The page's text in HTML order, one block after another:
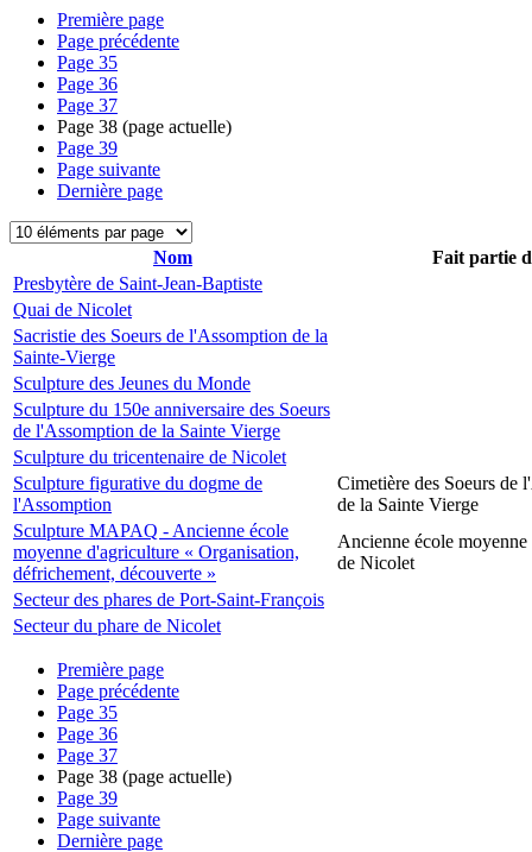
Première page
Page précédente
Page 35
Page 36
Page 37
Page 38 (page actuelle)
Page 39
Page suivante
Dernière page
Nom
Fait partie
Presbytère de Saint-Jean-Baptiste
Quai de Nicolet
Sacristie des Soeurs de l'Assomption de la
Sainte-Vierge
Sculpture des Jeunes du Monde
Sculpture du 150e anniversaire des Soeurs
de l'Assomption de la Sainte Vierge
Sculpture du tricentenaire de Nicolet
Sculpture figurative du dogme de
l'Assomption
Cimetière des Soeurs de
de la Sainte Vierge
Sculpture MAPAQ - Ancienne école
moyenne d'agriculture « Organisation,
défrichement, découverte »
Ancienne école
de Nicolet
Secteur des phares de Port-Saint-François
Secteur du phare de Nicolet
Première page
Page précédente
Page 35
Page 36
Page 37
Page 38 (page actuelle)
Page 39
Page suivante
Dernière page